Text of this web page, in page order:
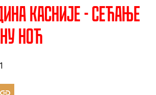
касније - сећање
ноћ